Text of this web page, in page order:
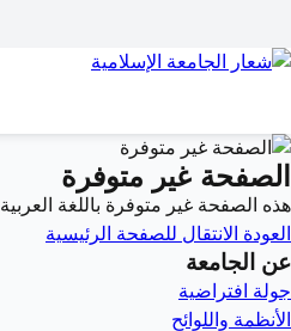
الصفحة غير متوفرة
هذه الصفحة غير متوفرة باللغة العربية
العودة الانتقال للصفحة الرئيسية
عن الجامعة
جولة افتراضية
الأنظمة واللوائح